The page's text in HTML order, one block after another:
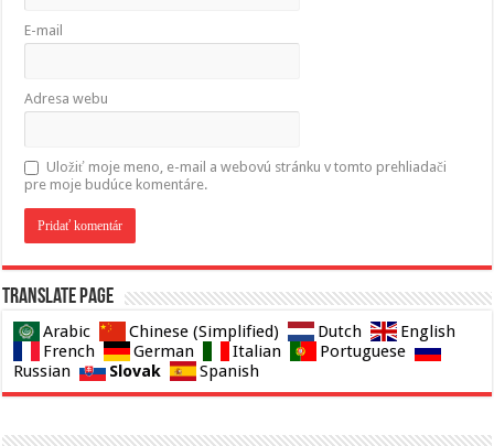
E-mail
Adresa webu
Uložiť moje meno, e-mail a webovú stránku v tomto prehliadači
pre moje budúce komentáre.
Translate page
Arabic Chinese (Simplified) Dutch
English
French
German Italian
Portuguese
Russian
Slovak Spanish